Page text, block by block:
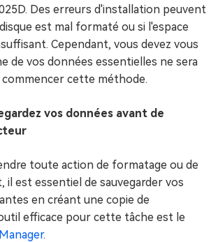
Des erreurs d'installation peuvent
est mal formaté ou si l'espace
Cependant, vous devez vous
de vos données essentielles ne sera
commencer cette méthode.
vos données avant de
toute action de formatage ou de
est essentiel de sauvegarder vos
en créant une copie de
efficace pour cette tâche est le
.